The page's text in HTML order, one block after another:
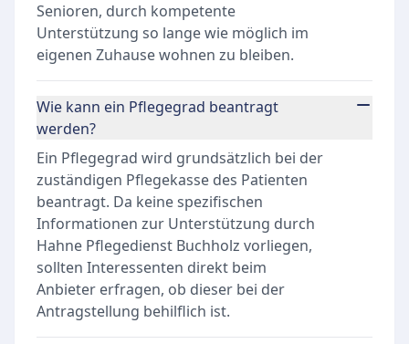
Senioren, durch kompetente
Unterstützung so lange wie möglich im
eigenen Zuhause wohnen zu bleiben.
Wie kann ein Pflegegrad beantragt
werden?
Ein Pflegegrad wird grundsätzlich bei der
zuständigen Pflegekasse des Patienten
beantragt. Da keine spezifischen
Informationen zur Unterstützung durch
Hahne Pflegedienst Buchholz vorliegen,
sollten Interessenten direkt beim
Anbieter erfragen, ob dieser bei der
Antragstellung behilflich ist.